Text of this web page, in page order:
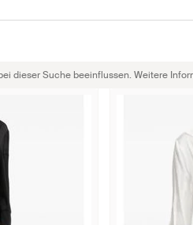
dieser Suche beeinflussen. Weitere